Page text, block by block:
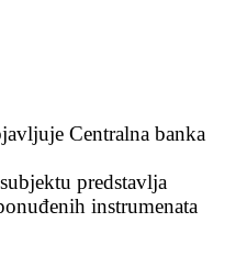
Centralna banka
predstavlja
instrumenata